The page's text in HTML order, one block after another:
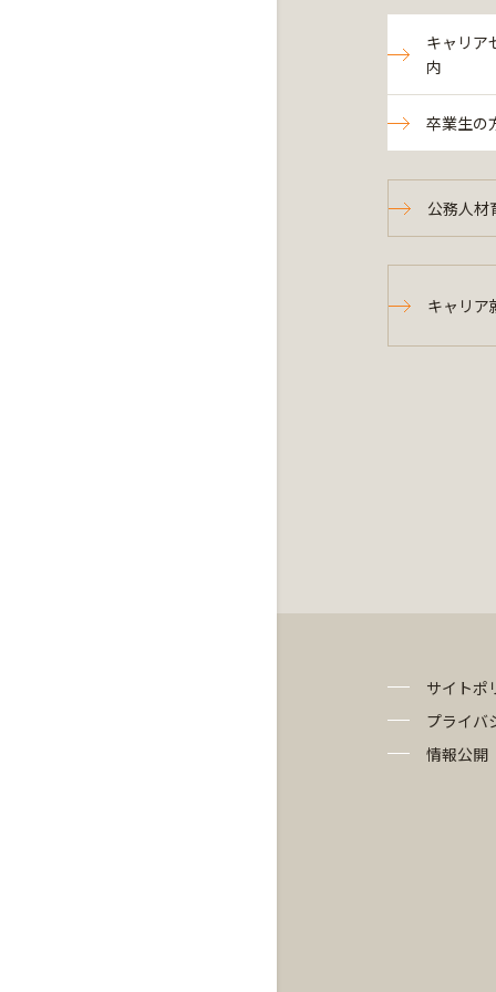
キャリア
内
卒業生の
公務人材
キャリア
サイトポ
プライバ
情報公開